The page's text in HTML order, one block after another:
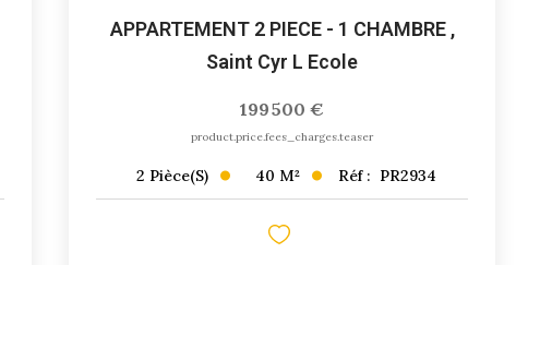
APPARTEMENT 2 PIECE - 1 CHAMBRE ,
Saint Cyr L Ecole
199 500 €
product.price.fees_charges.teaser
2 Pièce(s) 40 M² Réf : PR2934